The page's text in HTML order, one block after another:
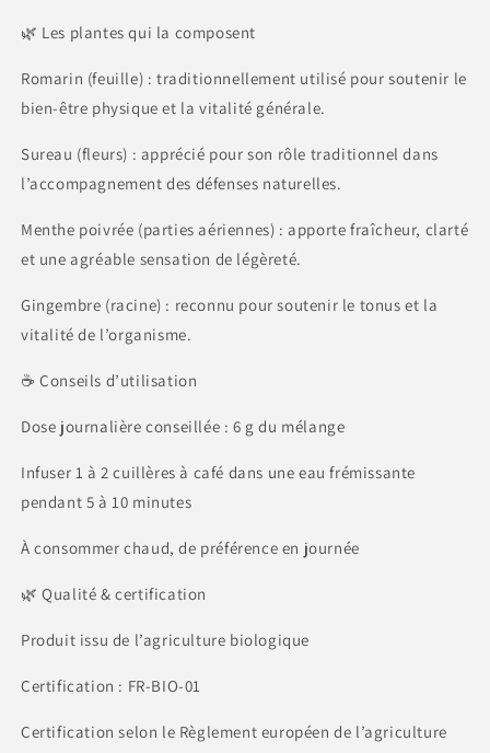
🌿 Les plantes qui la composent
Romarin (feuille) : traditionnellement utilisé pour soutenir le
bien-être physique et la vitalité générale.
Sureau (fleurs) : apprécié pour son rôle traditionnel dans
l’accompagnement des défenses naturelles.
Menthe poivrée (parties aériennes) : apporte fraîcheur, clarté
et une agréable sensation de légèreté.
Gingembre (racine) : reconnu pour soutenir le tonus et la
vitalité de l’organisme.
☕ Conseils d’utilisation
Dose journalière conseillée : 6 g du mélange
Infuser 1 à 2 cuillères à café dans une eau frémissante
pendant 5 à 10 minutes
À consommer chaud, de préférence en journée
🌿 Qualité & certification
Produit issu de l’agriculture biologique
Certification : FR-BIO-01
Certification selon le Règlement européen de l’agriculture